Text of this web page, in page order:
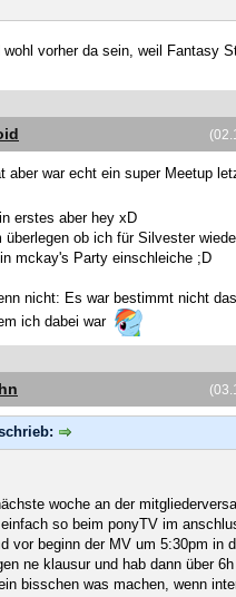
wohl vorher da sein, weil Fantasy
aber war echt ein super Meetup
erstes aber hey xD
überlegen ob ich für Silvester
mckay's Party einschleiche ;D
nicht: Es war bestimmt nicht
ich dabei war
woche an der
so beim ponyTV im
vor beginn der MV um 5:30pm in
ne klausur und hab dann über
bisschen was machen, wenn